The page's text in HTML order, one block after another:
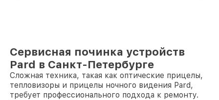
Сервисная починка устройств
Pard в Санкт-Петербурге
Сложная техника, такая как оптические прицелы,
тепловизоры и прицелы ночного видения Pard,
требует профессионального подхода к ремонту.